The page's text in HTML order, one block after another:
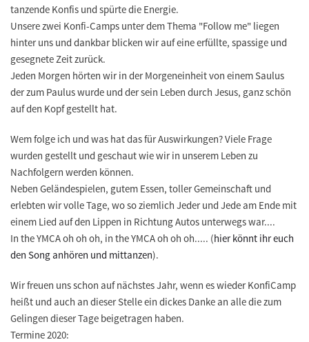
tanzende Konfis und spürte die Energie.
Unsere zwei Konfi-Camps unter dem Thema "Follow me" liegen
hinter uns und dankbar blicken wir auf eine erfüllte, spassige und
gesegnete Zeit zurück.
Jeden Morgen hörten wir in der Morgeneinheit von einem Saulus
der zum Paulus wurde und der sein Leben durch Jesus, ganz schön
auf den Kopf gestellt hat.
Wem folge ich und was hat das für Auswirkungen? Viele Frage
wurden gestellt und geschaut wie wir in unserem Leben zu
Nachfolgern werden können.
Neben Geländespielen, gutem Essen, toller Gemeinschaft und
erlebten wir volle Tage, wo so ziemlich Jeder und Jede am Ende mit
einem Lied auf den Lippen in Richtung Autos unterwegs war....
In the YMCA oh oh oh, in the YMCA oh oh oh..... (hier könnt ihr euch
den Song anhören und mittanzen).
Wir freuen uns schon auf nächstes Jahr, wenn es wieder KonfiCamp
heißt und auch an dieser Stelle ein dickes Danke an alle die zum
Gelingen dieser Tage beigetragen haben.
Termine 2020: